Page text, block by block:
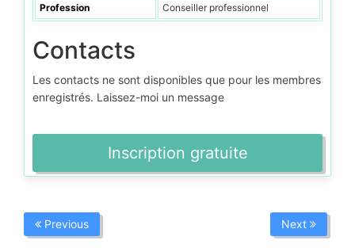
Profession Conseiller professionnel
Contacts
Les contacts ne sont disponibles que pour les membres
enregistrés. Laissez-moi un message
Inscription gratuite
Previous Next